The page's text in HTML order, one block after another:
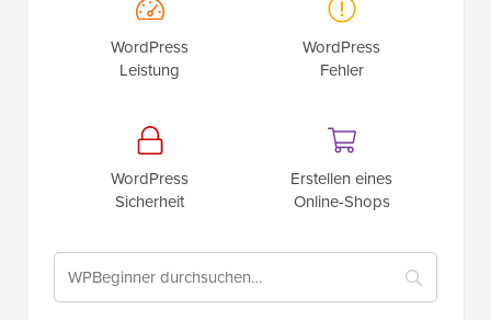
WordPress
Leistung
WordPress
Fehler
WordPress
Sicherheit
Erstellen eines
Online-Shops